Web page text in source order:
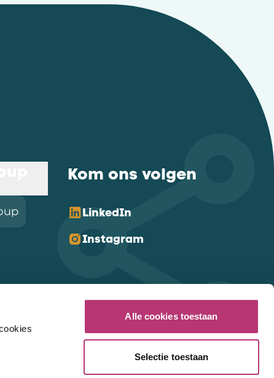
Alle cookies toestaan
Selectie toestaan
Kom ons volgen
LinkedIn
Instagram